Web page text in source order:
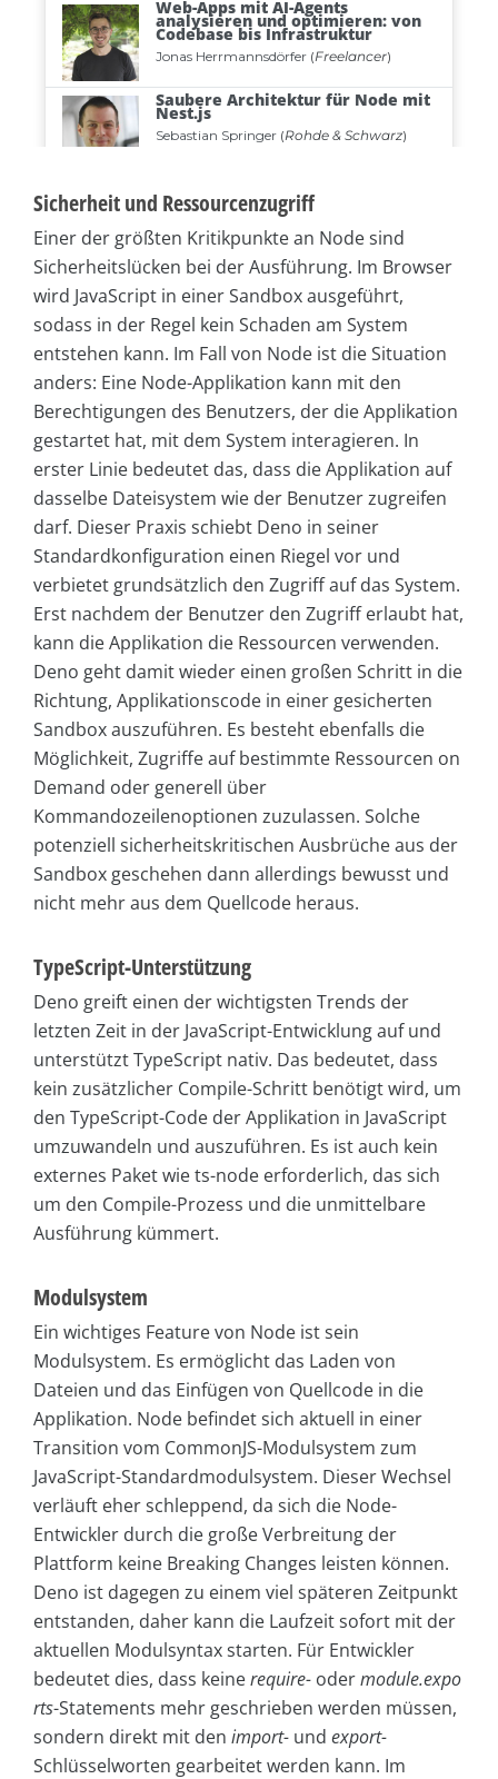
Sicherheit und Ressourcenzugriff
Einer der größten Kritikpunkte an Node sind
Sicherheitslücken bei der Ausführung. Im Browser
wird JavaScript in einer Sandbox ausgeführt,
sodass in der Regel kein Schaden am System
entstehen kann. Im Fall von Node ist die Situation
anders: Eine Node-Applikation kann mit den
Berechtigungen des Benutzers, der die Applikation
gestartet hat, mit dem System interagieren. In
erster Linie bedeutet das, dass die Applikation auf
dasselbe Dateisystem wie der Benutzer zugreifen
darf. Dieser Praxis schiebt Deno in seiner
Standardkonfiguration einen Riegel vor und
verbietet grundsätzlich den Zugriff auf das System.
Erst nachdem der Benutzer den Zugriff erlaubt hat,
kann die Applikation die Ressourcen verwenden.
Deno geht damit wieder einen großen Schritt in die
Richtung, Applikationscode in einer gesicherten
Sandbox auszuführen. Es besteht ebenfalls die
Möglichkeit, Zugriffe auf bestimmte Ressourcen on
Demand oder generell über
Kommandozeilenoptionen zuzulassen. Solche
potenziell sicherheitskritischen Ausbrüche aus der
Sandbox geschehen dann allerdings bewusst und
nicht mehr aus dem Quellcode heraus.
TypeScript-Unterstützung
Deno greift einen der wichtigsten Trends der
letzten Zeit in der JavaScript-Entwicklung auf und
unterstützt TypeScript nativ. Das bedeutet, dass
kein zusätzlicher Compile-Schritt benötigt wird, um
den TypeScript-Code der Applikation in JavaScript
umzuwandeln und auszuführen. Es ist auch kein
externes Paket wie ts-node erforderlich, das sich
um den Compile-Prozess und die unmittelbare
Ausführung kümmert.
Modulsystem
Ein wichtiges Feature von Node ist sein
Modulsystem. Es ermöglicht das Laden von
Dateien und das Einfügen von Quellcode in die
Applikation. Node befindet sich aktuell in einer
Transition vom CommonJS-Modulsystem zum
JavaScript-Standardmodulsystem. Dieser Wechsel
verläuft eher schleppend, da sich die Node-
Entwickler durch die große Verbreitung der
Plattform keine Breaking Changes leisten können.
Deno ist dagegen zu einem viel späteren Zeitpunkt
entstanden, daher kann die Laufzeit sofort mit der
aktuellen Modulsyntax starten. Für Entwickler
bedeutet dies, dass keinerequire- odermodule.expo
rts-Statements mehr geschrieben werden müssen,
sondern direkt mit den import- und export-
Schlüsselworten gearbeitet werden kann. Im